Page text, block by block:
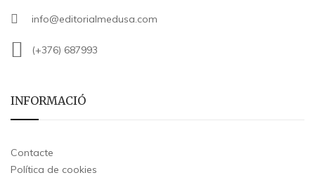
info@editorialmedusa.com
(+376) 687993
INFORMACIÓ
Contacte
Política de cookies